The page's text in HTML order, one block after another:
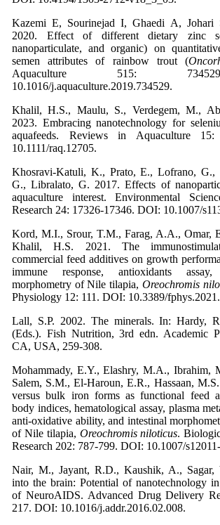
Kazemi E, Sourinejad I, Ghaedi A, Johari
2020. Effect of different dietary zinc
nanoparticulate, and organic) on
semen attributes of rainbow trout (
Aquaculture 515:
10.1016/j.aquaculture.2019.734529.
Khalil, H.S., Maulu, S., Verdegem, M.,
2023. Embracing nanotechnology for
aquafeeds. Reviews in Aquaculture
10.1111/raq.12705.
Khosravi-Katuli, K., Prato, E., Lofrano, G.,
G., Libralato, G. 2017. Effects of
aquaculture interest. Environmental
Research 24: 17326-17346. DOI: 10.1007/
Kord, M.I., Srour, T.M., Farag, A.A., Omar,
Khalil, H.S. 2021. The
commercial feed additives on growth
immune response, antioxidants
morphometry of Nile tilapia, Oreochromis
Physiology 12: 111. DOI: 10.3389/
Lall, S.P. 2002. The minerals. In: Hardy,
(Eds.). Fish Nutrition, 3rd edn. Academic
CA, USA, 259-308.
Mohammady, E.Y., Elashry, M.A., Ibrahim,
Salem, S.M., El-Haroun, E.R., Hassaan,
versus bulk iron forms as functional feed
body indices, hematological assay, plasma
anti-oxidative ability, and intestinal
of Nile tilapia, Oreochromis niloticus.
Research 202: 787-799. DOI: 10.1007/
Nair, M., Jayant, R.D., Kaushik, A., Sagar,
into the brain: Potential of nanotechnology
of NeuroAIDS. Advanced Drug Delivery
217. DOI: 10.1016/j.addr.2016.02.008.